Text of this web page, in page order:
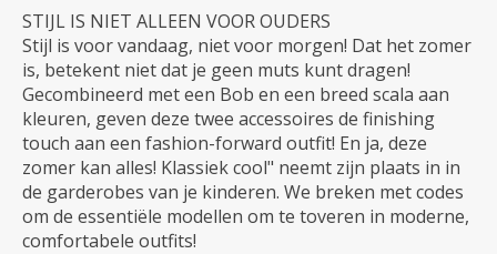
STIJL IS NIET ALLEEN VOOR OUDERS
Stijl is voor vandaag, niet voor morgen! Dat het zomer
is, betekent niet dat je geen muts kunt dragen!
Gecombineerd met een Bob en een breed scala aan
kleuren, geven deze twee accessoires de finishing
touch aan een fashion-forward outfit! En ja, deze
zomer kan alles! Klassiek cool" neemt zijn plaats in in
de garderobes van je kinderen. We breken met codes
om de essentiële modellen om te toveren in moderne,
comfortabele outfits!